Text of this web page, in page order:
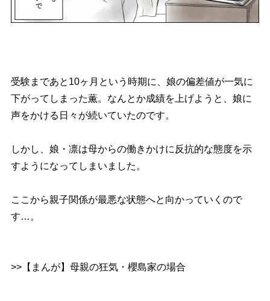
受験まであと10ヶ月という時期に、娘の偏差値が一気に
下がってしまった薫。なんとか成績を上げようと、娘に
声をかける日々が続いていたのです。
しかし、娘・凛は母からの働きかけに反抗的な態度を示
すようになってしまいました。
ここから親子関係が最悪な状態へと向かっていくので
す…。
>>【まんが】母親の狂気・櫻島家の場合